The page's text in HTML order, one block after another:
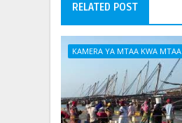
RELATED POST
KAMERA YA MTAA KWA MTAA